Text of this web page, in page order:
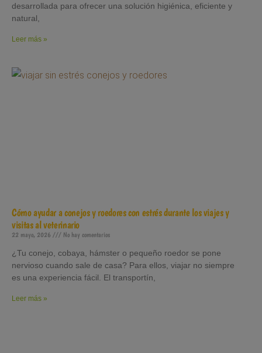
desarrollada para ofrecer una solución higiénica, eficiente y
natural,
Leer más »
Cómo ayudar a conejos y roedores con estrés durante los viajes y
visitas al veterinario
22 mayo, 2026 No hay comentarios
¿Tu conejo, cobaya, hámster o pequeño roedor se pone
nervioso cuando sale de casa? Para ellos, viajar no siempre
es una experiencia fácil. El transportín,
Leer más »